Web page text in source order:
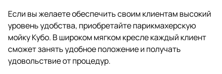
Если вы желаете обеспечить своим клиентам высокий
уровень удобства, приобретайте парикмахерскую
мойку Кубо. В широком мягком кресле каждый клиент
сможет занять удобное положение и получать
удовольствие от процедур.